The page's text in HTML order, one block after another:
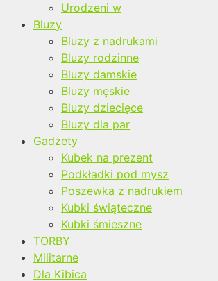
Urodzeni w
Bluzy
Bluzy z nadrukami
Bluzy rodzinne
Bluzy damskie
Bluzy męskie
Bluzy dziecięce
Bluzy dla par
Gadżety
Kubek na prezent
Podkładki pod mysz
Poszewka z nadrukiem
Kubki świąteczne
Kubki śmieszne
TORBY
Militarne
Dla Kibica